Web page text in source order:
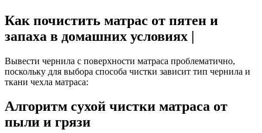
Как почистить матрас от пятен и
запаха в домашних условиях |
Вывести чернила с поверхности матраса проблематично,
поскольку для выбора способа чистки зависит тип чернила и
ткани чехла матраса:
Алгоритм сухой чистки матраса от
пыли и грязи